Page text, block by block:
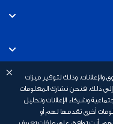
وذلك لتوفير ميزات
إلى ذلك، فنحن نشارك المعلومات
وشركاء الإعلانات وتحليل
أخرى تقدمها لهم أو